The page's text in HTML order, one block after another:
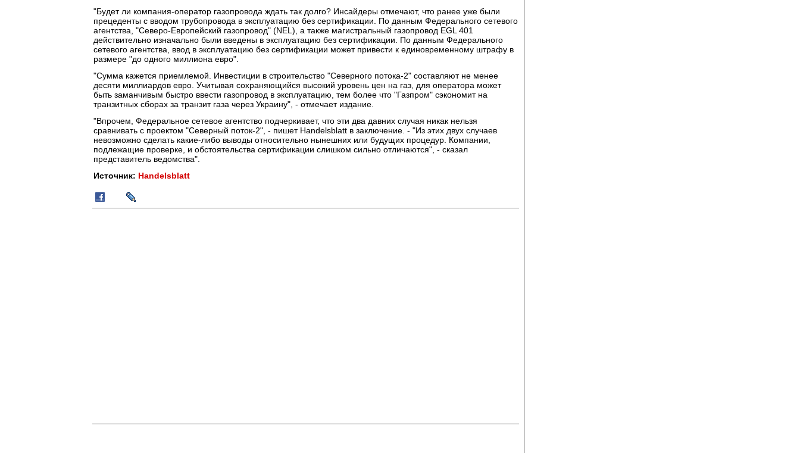
"Будет ли компания-оператор газопровода ждать так долго? Инсайдеры отмечают, что ранее уже были
прецеденты с вводом трубопровода в эксплуатацию без сертификации. По данным Федерального сетевого
агентства, "Северо-Европейский газопровод" (NEL), а также магистральный газопровод EGL 401
действительно изначально были введены в эксплуатацию без сертификации. По данным Федерального
сетевого агентства, ввод в эксплуатацию без сертификации может привести к единовременному штрафу в
размере "до одного миллиона евро".
"Сумма кажется приемлемой. Инвестиции в строительство "Северного потока-2" составляют не менее
десяти миллиардов евро. Учитывая сохраняющийся высокий уровень цен на газ, для оператора может
быть заманчивым быстро ввести газопровод в эксплуатацию, тем более что "Газпром" сэкономит на
транзитных сборах за транзит газа через Украину", - отмечает издание.
"Впрочем, Федеральное сетевое агентство подчеркивает, что эти два давних случая никак нельзя
сравнивать с проектом "Северный поток-2", - пишет Handelsblatt в заключение. - "Из этих двух случаев
невозможно сделать какие-либо выводы относительно нынешних или будущих процедур. Компании,
подлежащие проверке, и обстоятельства сертификации слишком сильно отличаются", - сказал
представитель ведомства".
Источник: Handelsblatt